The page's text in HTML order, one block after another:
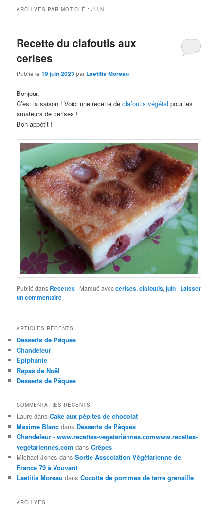
ARCHIVES PAR MOT-CLÉ :JUIN
Recette du clafoutis aux
cerises
Publié le19 juin 2023par Laetitia Moreau
Bonjour,
C’est la saison ! Voici une recette declafoutis végétal pour les
amateurs de cerises !
Bon appétit !
Publié dans Recettes | Marqué aveccerises,clafoutis,juin | Laisser
un commentaire
ARTICLES RÉCENTS
Desserts de Pâques
Chandeleur
Epiphanie
Repas de Noël
Desserts de Pâques
COMMENTAIRES RÉCENTS
Laure dansCake aux pépites de chocolat
Maxime Blanc dans Desserts de Pâques
Chandeleur - www.recettes-vegetariennes.comwww.recettes-
vegetariennes.com dansCrêpes
Michael Jones dansSortie Association Végétarienne de
France 79 à Vouvant
Laetitia Moreau dansCocotte de pommes de terre grenaille
ARCHIVES